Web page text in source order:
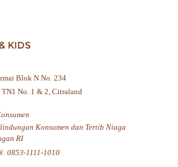
KIDS
Blok N No. 234
No. 1 & 2, Citraland
Konsumen dan Tertib Niaga
RI
0853-1111-1010